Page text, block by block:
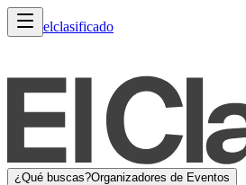
elclasificado
¿Qué buscas?Organizadores de Eventos